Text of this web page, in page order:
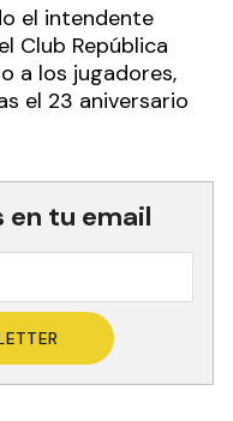
el intendente
Club República
a los jugadores,
el 23 aniversario
en tu email